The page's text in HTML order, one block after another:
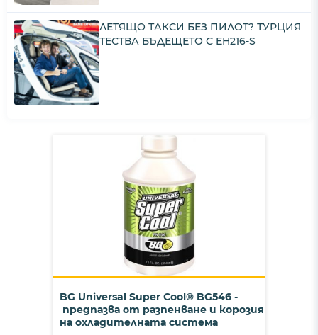
ЛЕТЯЩО ТАКСИ БЕЗ ПИЛОТ? ТУРЦИЯ
ТЕСТВА БЪДЕЩЕТО С EH216-S
BG Universal Super Cool® BG546 -
предпазва от разпенване и корозия
на охладителната система